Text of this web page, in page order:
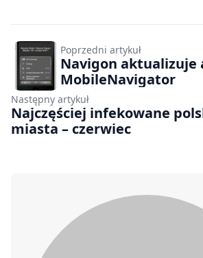
Poprzedni artykuł
Navigon aktualizuje
MobileNavigator
Następny artykuł
Najczęściej infekowane
miasta – czerwiec